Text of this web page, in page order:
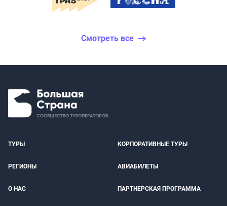
Смотреть все
ТУРЫ КОРПОРАТИВНЫЕ ТУРЫ
РЕГИОНЫ АВИАБИЛЕТЫ
О НАС ПАРТНЕРСКАЯ ПРОГРАММА